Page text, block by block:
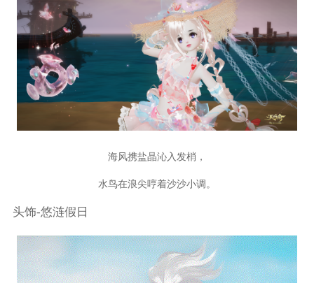
海风携盐晶沁入发梢，
水鸟在浪尖哼着沙沙小调。
头饰-悠涟假日